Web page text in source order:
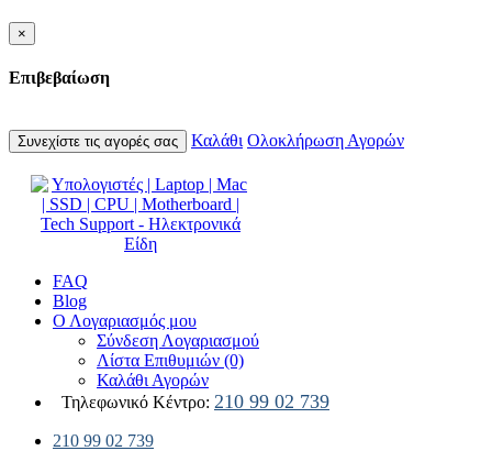
×
Επιβεβαίωση
Συνεχίστε τις αγορές σας Καλάθι Ολοκλήρωση Αγορών
FAQ
Blog
Ο Λογαριασμός μου
Σύνδεση Λογαριασμού
Λίστα Επιθυμιών (0)
Καλάθι Αγορών
Τηλεφωνικό Κέντρο: 210 99 02 739
210 99 02 739